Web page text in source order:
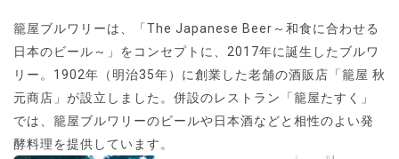
籠屋ブルワリーは、「The Japanese Beer～和食に合わせる
日本のビール～」をコンセプトに、2017年に誕生したブルワ
リー。1902年（明治35年）に創業した老舗の酒販店「籠屋 秋
元商店」が設立しました。併設のレストラン「籠屋たすく」
では、籠屋ブルワリーのビールや日本酒などと相性のよい発
酵料理を提供しています。